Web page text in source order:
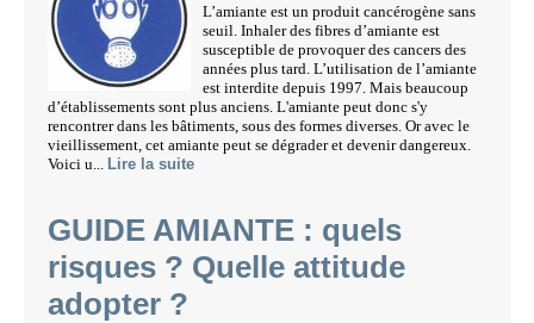
L’amiante est un produit cancérogène sans
seuil. Inhaler des fibres d’amiante est
susceptible de provoquer des cancers des
années plus tard. L’utilisation de l’amiante
est interdite depuis 1997. Mais beaucoup
d’établissements sont plus anciens. L'amiante peut donc s'y
rencontrer dans les bâtiments, sous des formes diverses. Or avec le
vieillissement, cet amiante peut se dégrader et devenir dangereux.
Voici u... Lire la suite
GUIDE AMIANTE : quels
risques ? Quelle attitude
adopter ?